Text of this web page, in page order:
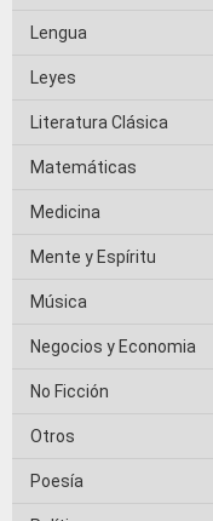
Lengua
Leyes
Literatura Clásica
Matemáticas
Medicina
Mente y Espíritu
Música
Negocios y Economia
No Ficción
Otros
Poesía